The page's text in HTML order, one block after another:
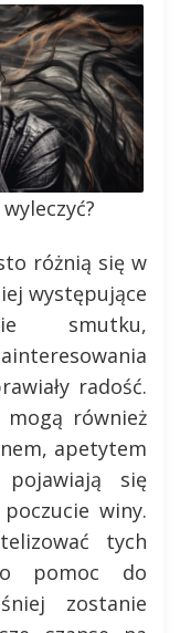
różnią się w
występujące
smutku,
radość.
mogą również
apetytem
się
winy.
tych
pomoc do
zostanie